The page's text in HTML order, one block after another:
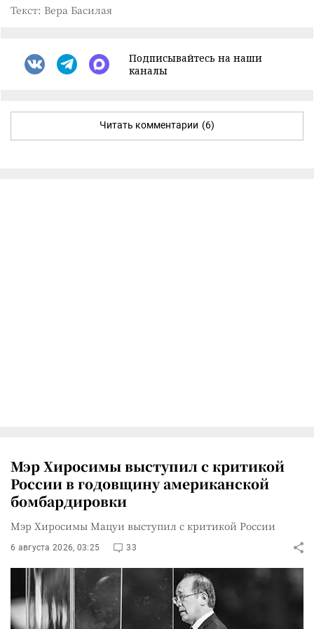
Текст: Вера Басилая
Подписывайтесь на наши
каналы
Читать комментарии (6)
Мэр Хиросимы выступил с критикой
России в годовщину американской
бомбардировки
Мэр Хиросимы Мацуи выступил с критикой России
6 августа 2026, 03:25 33